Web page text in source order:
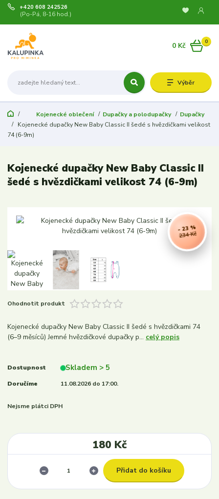
Výběr
+420 608 242526
(Po-Pá, 8-16 hod.)
0
0 Kč
Kojenecké oblečení Dupačky a polodupačky
Dupačky
Kojenecké dupačky New Baby Classic II šedé s hvězdičkami velikost
74 (6-9m)
Kojenecké dupačky New Baby Classic II
šedé s hvězdičkami velikost 74 (6-9m)
234 Kč
- 23 %
Ohodnotit produkt
Kojenecké dupačky New Baby Classic II šedé s hvězdičkami 74
(6–9 měsíců) Jemné hvězdičkové dupačky p... celý popis
Dostupnost Skladem > 5
Doručíme 11.08.2026 do 17:00.
Nejsme plátci DPH
180 Kč
Přidat do košíku